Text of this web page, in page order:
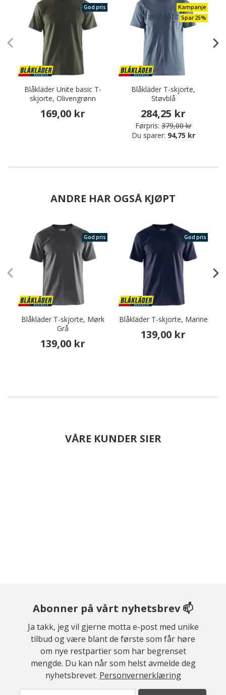
God pris
Blåkläder Unite basic T-
skjorte, Olivengrønn
169,00 kr
Kampanje
Spar 25%
Blåkläder T-skjorte,
Støvblå
284,25 kr
Førpris: 379,00 kr
Du sparer: 94,75 kr
ANDRE HAR OGSÅ KJØPT
God pris
Blåkläder T-skjorte, Mørk
Grå
139,00 kr
God pris
Blåkläder T-skjorte, Marine
139,00 kr
VÅRE KUNDER SIER
Abonner på vårt nyhetsbrev 📫
Ja takk, jeg vil gjerne motta e-post med unike
tilbud og være blant de første som får høre
om nye restpartier som har begrenset
mengde. Du kan når som helst avmelde deg
nyhetsbrevet. Personvernerklæring